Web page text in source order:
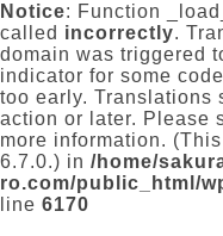
Notice: Function
called incorrectly.
domain was triggered
indicator for some
too early. Translations
action or later. Please
more information.
6.7.0.) in /home/
ro.com/public_html/
line 6170